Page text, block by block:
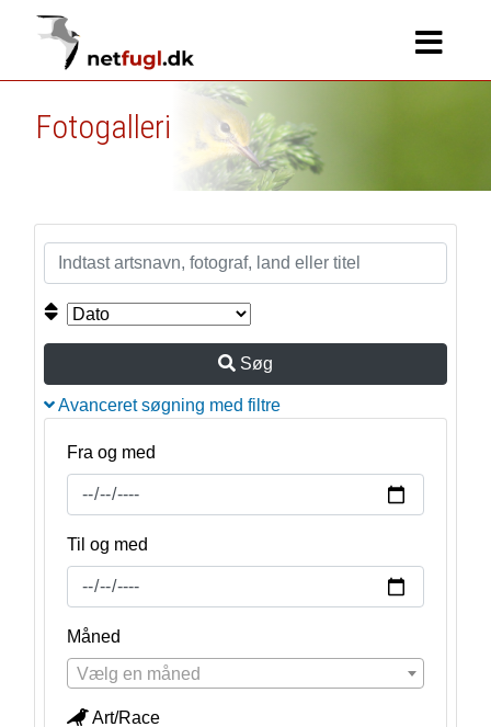
Fotogalleri
Søg
Avanceret søgning med filtre
Fra og med
Til og med
Måned
Vælg en måned
Art/Race